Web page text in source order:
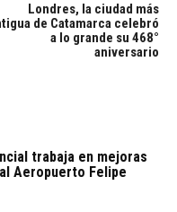
Londres, la ciudad más
de Catamarca celebró
a lo grande su 468°
aniversario
trabaja en mejoras
Aeropuerto Felipe